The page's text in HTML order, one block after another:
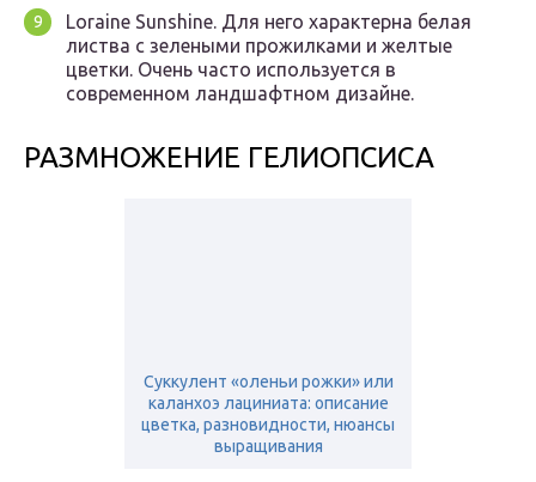
Loraine Sunshine. Для него характерна белая
листва с зелеными прожилками и желтые
цветки. Очень часто используется в
современном ландшафтном дизайне.
РАЗМНОЖЕНИЕ ГЕЛИОПСИСА
Суккулент «оленьи рожки» или
каланхоэ лациниата: описание
цветка, разновидности, нюансы
выращивания